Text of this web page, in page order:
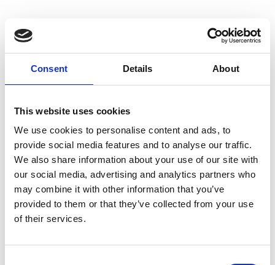
Consent Details About
This website uses cookies
We use cookies to personalise content and ads, to
provide social media features and to analyse our traffic.
We also share information about your use of our site with
our social media, advertising and analytics partners who
may combine it with other information that you’ve
provided to them or that they’ve collected from your use
of their services.
Kreta - sommerdestination
Rhodos - sommerdestination
Sivota - sommerdestination
Zakynthos - sommerdestination